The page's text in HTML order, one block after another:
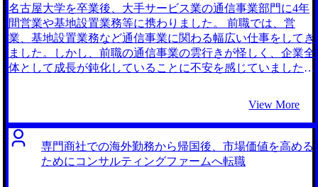
が非常に良かったです。人物面接には自信があったのです
が、コンサルティングファーム特有のケース面接には不安が
ありました。面接前には坂口さんが何度も模擬面接を実施
し、丁寧なフィードバックをくださったため、安心して本番
に臨むことができました。 坂口さんと満遍なく面接対策が
せていない部分があるとフィードバックを頂きました。その
ため、本番でその点を意識することができ、内定を掴むこと
ができたのではないかと考えています。 転職活動初期は、
ケース面接の数をこなすことに注力してしまっており、頂い
たフィードバックを活かしきれていなかったことです。丁寧
名古屋大学を卒業後、大手サービス業の通信事業部門に4年
間営業や基地設置業務等に携わりました。 前職では、営
業、基地設置業務など通信事業に関わる幅広い仕事をしてき
ました。しかし、前職の通信事業の雲行きが怪しく、企業全
体として成長が鈍化していることに不安を感じていました。
ため、裁量を持って企業の事業成長のために働ける仕事をし
たいと考えるようになりました。 若いうちから経営層と直
接関わり、事業支援を行うことができ、私の転職のきっかけ
となった不満を全て解消してくれる仕事ではないかと感じた
View More
専門商社での海外勤務から帰国後、市場価値を高める
ためにコンサルティングファームへ転職